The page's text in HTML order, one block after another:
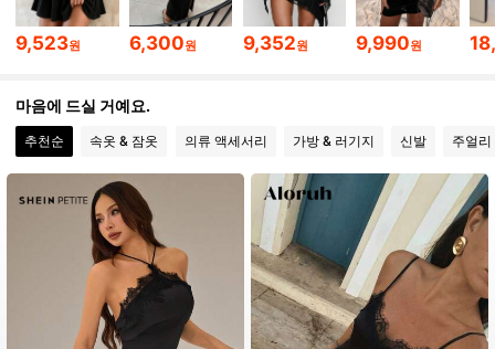
4.74 43K 팔로워
4.74 43K 팔로워
4.74 43K 팔로워
9,523원 6,300원 9,352원 9,990원
마음에 드실 거예요.
추천순 속옷 & 잠옷 의류 액세서리 가방 & 러기지 신발 주얼